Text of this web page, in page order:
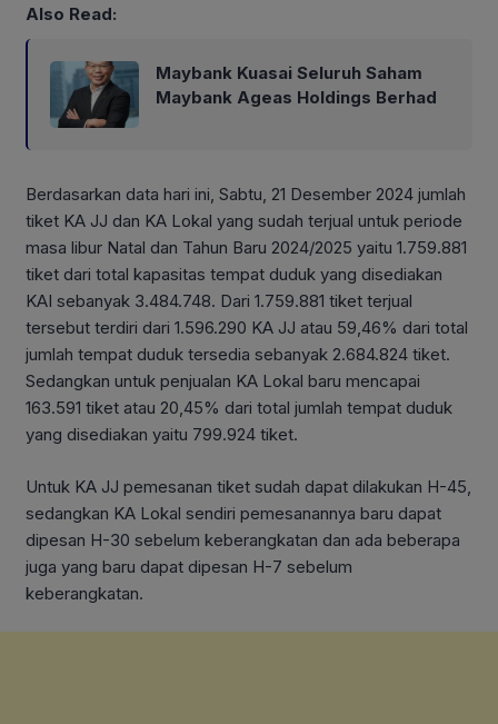
Also Read:
Maybank Kuasai Seluruh Saham
Maybank Ageas Holdings Berhad
Berdasarkan data hari ini, Sabtu, 21 Desember 2024 jumlah
tiket KA JJ dan KA Lokal yang sudah terjual untuk periode
masa libur Natal dan Tahun Baru 2024/2025 yaitu 1.759.881
tiket dari total kapasitas tempat duduk yang disediakan
KAI sebanyak 3.484.748. Dari 1.759.881 tiket terjual
tersebut terdiri dari 1.596.290 KA JJ atau 59,46% dari total
jumlah tempat duduk tersedia sebanyak 2.684.824 tiket.
Sedangkan untuk penjualan KA Lokal baru mencapai
163.591 tiket atau 20,45% dari total jumlah tempat duduk
yang disediakan yaitu 799.924 tiket.
Untuk KA JJ pemesanan tiket sudah dapat dilakukan H-45,
sedangkan KA Lokal sendiri pemesanannya baru dapat
dipesan H-30 sebelum keberangkatan dan ada beberapa
juga yang baru dapat dipesan H-7 sebelum
keberangkatan.